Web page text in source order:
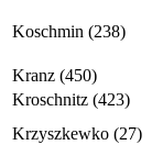
Koschmin (238)
Kranz (450)
Kroschnitz (423)
Krzyszkewko (27)